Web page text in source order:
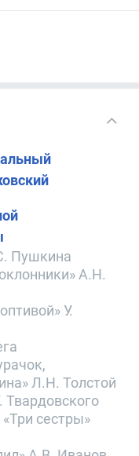
Пушкина
А.Н.
У.
Л.Н. Толстой
Твардовского
сестры»